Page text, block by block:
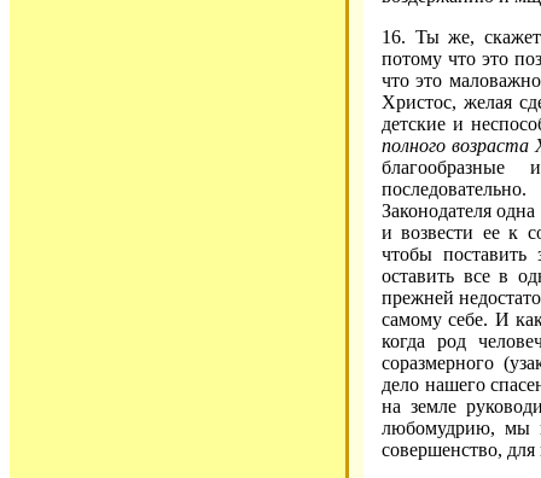
16. Ты же,
потому что это
что это
Христос, желая
детские и
полного возраста
Законодателя
и возвести ее к
чтобы
оставить все в
прежней
самому себе. И
когда род
соразмерного
дело нашего
на земле
любомудрию, мы
совершенство,